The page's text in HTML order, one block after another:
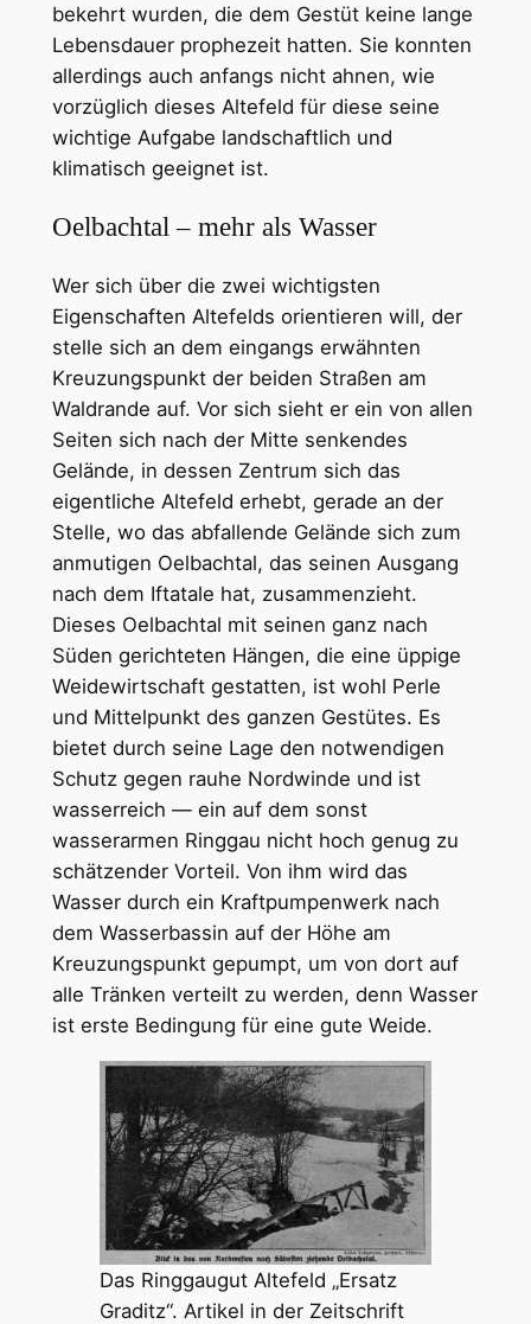
bekehrt wurden, die dem Gestüt keine lange
Lebensdauer prophezeit hatten. Sie konnten
allerdings auch anfangs nicht ahnen, wie
vorzüglich dieses Altefeld für diese seine
wichtige Aufgabe landschaftlich und
klimatisch geeignet ist.
Oelbachtal – mehr als Wasser
Wer sich über die zwei wichtigsten
Eigenschaften Altefelds orientieren will, der
stelle sich an dem eingangs erwähnten
Kreuzungspunkt der beiden Straßen am
Waldrande auf. Vor sich sieht er ein von allen
Seiten sich nach der Mitte senkendes
Gelände, in dessen Zentrum sich das
eigentliche Altefeld erhebt, gerade an der
Stelle, wo das abfallende Gelände sich zum
anmutigen Oelbachtal, das seinen Ausgang
nach dem Iftatale hat, zusammenzieht.
Dieses Oelbachtal mit seinen ganz nach
Süden gerichteten Hängen, die eine üppige
Weidewirtschaft gestatten, ist wohl Perle
und Mittelpunkt des ganzen Gestütes. Es
bietet durch seine Lage den notwendigen
Schutz gegen rauhe Nordwinde und ist
wasserreich — ein auf dem sonst
wasserarmen Ringgau nicht hoch genug zu
schätzender Vorteil. Von ihm wird das
Wasser durch ein Kraftpumpenwerk nach
dem Wasserbassin auf der Höhe am
Kreuzungspunkt gepumpt, um von dort auf
alle Tränken verteilt zu werden, denn Wasser
ist erste Bedingung für eine gute Weide.
Das Ringgaugut Altefeld „Ersatz
Graditz“. Artikel in der Zeitschrift